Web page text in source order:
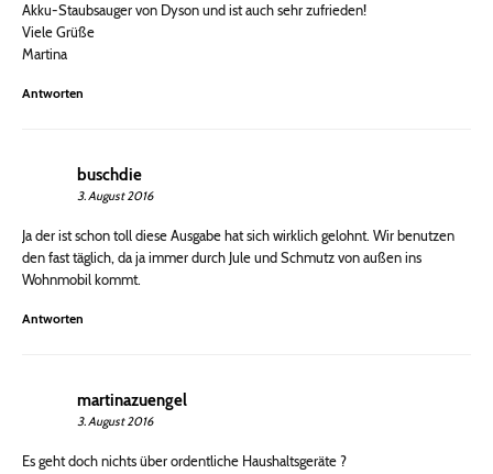
Akku-Staubsauger von Dyson und ist auch sehr zufrieden!
Viele Grüße
Martina
Antworten
buschdie
3. August 2016
Ja der ist schon toll diese Ausgabe hat sich wirklich gelohnt. Wir benutzen
den fast täglich, da ja immer durch Jule und Schmutz von außen ins
Wohnmobil kommt.
Antworten
martinazuengel
3. August 2016
Es geht doch nichts über ordentliche Haushaltsgeräte ?